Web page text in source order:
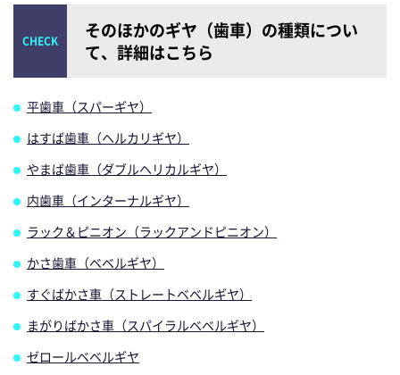
そのほかのギヤ（歯車）の種類につい
て、詳細はこちら
平歯車（スパーギヤ）
はすば歯車（ヘルカリギヤ）
やまば歯車（ダブルヘリカルギヤ）
内歯車（インターナルギヤ）
ラック＆ピニオン（ラックアンドピニオン）
かさ歯車（ベベルギヤ）
すぐばかさ車（ストレートベベルギヤ）
まがりばかさ車（スパイラルベベルギヤ）
ゼロールベベルギヤ